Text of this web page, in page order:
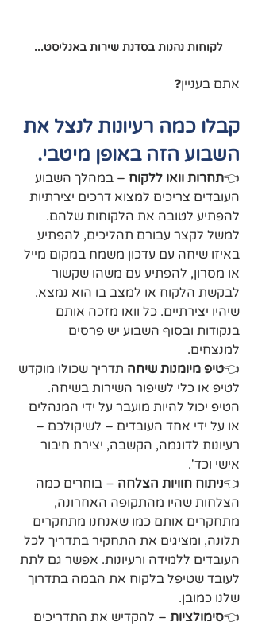
לקוחות נהנות בסדנת שירות באנליסט...
אתם בעניין❓
קבלו כמה רעיונות לנצל את
השבוע הזה באופן מיטבי.
👈תחרות וואו ללקוח – במהלך השבוע
העובדים צריכים למצוא דרכים יצירתיות
להפתיע לטובה את הלקוחות שלהם.
למשל לקצר עבורם תהליכים, להפתיע
באיזו שיחה עם עדכון משמח במקום מייל
או מסרון, להפתיע עם משהו שקשור
לבקשת הלקוח או למצב בו הוא נמצא.
שיהיו יצירתיים. כל וואו מזכה אותם
בנקודות ובסוף השבוע יש פרסים
למנצחים.
👈טיפ מיומנות שיחה תדריך שכולו מוקדש
לטיפ או כלי לשיפור השירות בשיחה.
הטיפ יכול להיות מועבר על ידי המנהלים
או על ידי אחד העובדים – לשיקולכם –
רעיונות לדוגמה, הקשבה, יצירת חיבור
אישי וכד'.
👈ניתוח חוויות הצלחה – בוחרים כמה
הצלחות שהיו מהתקופה האחרונה,
מתחקרים אותם כמו שאנחנו מתחקרים
תלונה, ומציגים את התחקיר בתדריך לכל
העובדים ללמידה ורעיונות. אפשר גם לתת
לעובד שטיפל בלקוח את הבמה בתדרוך
שלנו כמובן.
👈סימולציות – להקדיש את התדריכים